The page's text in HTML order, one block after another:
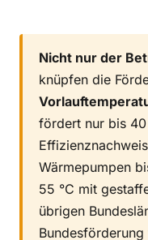
Nicht nur der
knüpfen die
fördert nur bis
Wärmepumpen
55 °C mit
übrigen